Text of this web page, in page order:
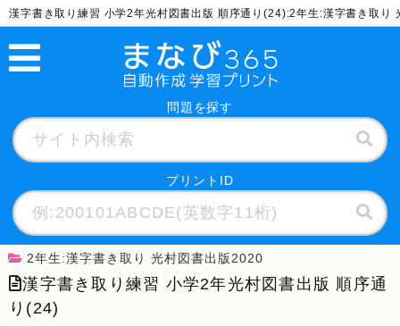
漢字書き取り練習 小学2年光村図書出版 順序通り(24):2年生:漢字書き取
問題を探す
プリントID
2年生:漢字書き取り 光村図書出版2020
漢字書き取り練習 小学2年光村図書出版 順序通
り(24)